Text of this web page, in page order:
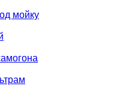
мойку